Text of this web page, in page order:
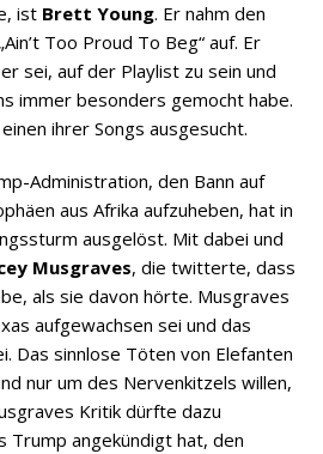
ist Brett Young. Er nahm den
Too Proud To Beg“ auf. Er
sei, auf der Playlist zu sein und
immer besonders gemocht habe.
ihrer Songs ausgesucht.
Administration, den Bann auf
aus Afrika aufzuheben, hat in
ausgelöst. Mit dabei und
Musgraves, die twitterte, dass
als sie davon hörte. Musgraves
aufgewachsen sei und das
Das sinnlose Töten von Elefanten
nur um des Nervenkitzels willen,
Kritik dürfte dazu
Trump angekündigt hat, den